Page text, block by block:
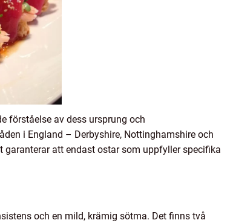
förståelse av dess ursprung och
i England – Derbyshire, Nottinghamshire och
garanterar att endast ostar som uppfyller specifika
och en mild, krämig sötma. Det finns två